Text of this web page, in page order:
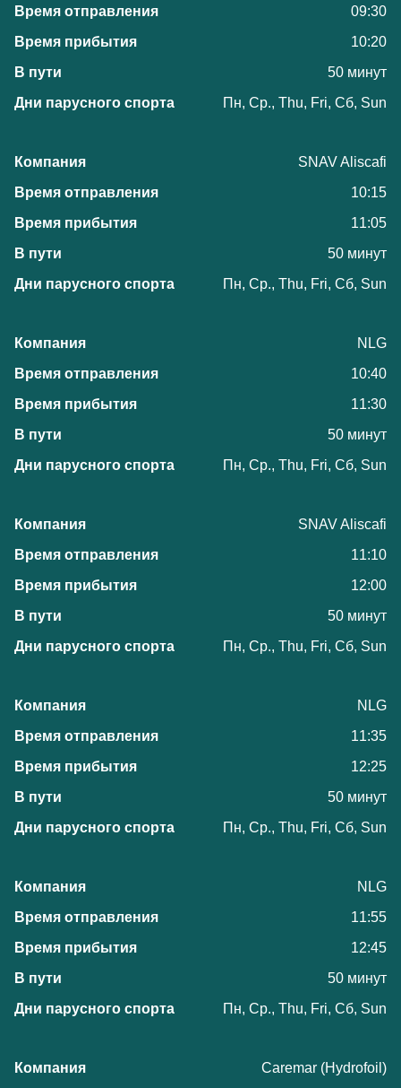
09:30
10:20
50 минут
Пн, Ср., Thu, Fri, Сб, Sun
SNAV Aliscafi
10:15
11:05
50 минут
Пн, Ср., Thu, Fri, Сб, Sun
NLG
10:40
11:30
50 минут
Пн, Ср., Thu, Fri, Сб, Sun
SNAV Aliscafi
11:10
12:00
50 минут
Пн, Ср., Thu, Fri, Сб, Sun
NLG
11:35
12:25
50 минут
Пн, Ср., Thu, Fri, Сб, Sun
NLG
11:55
12:45
50 минут
Пн, Ср., Thu, Fri, Сб, Sun
Caremar (Hydrofoil)